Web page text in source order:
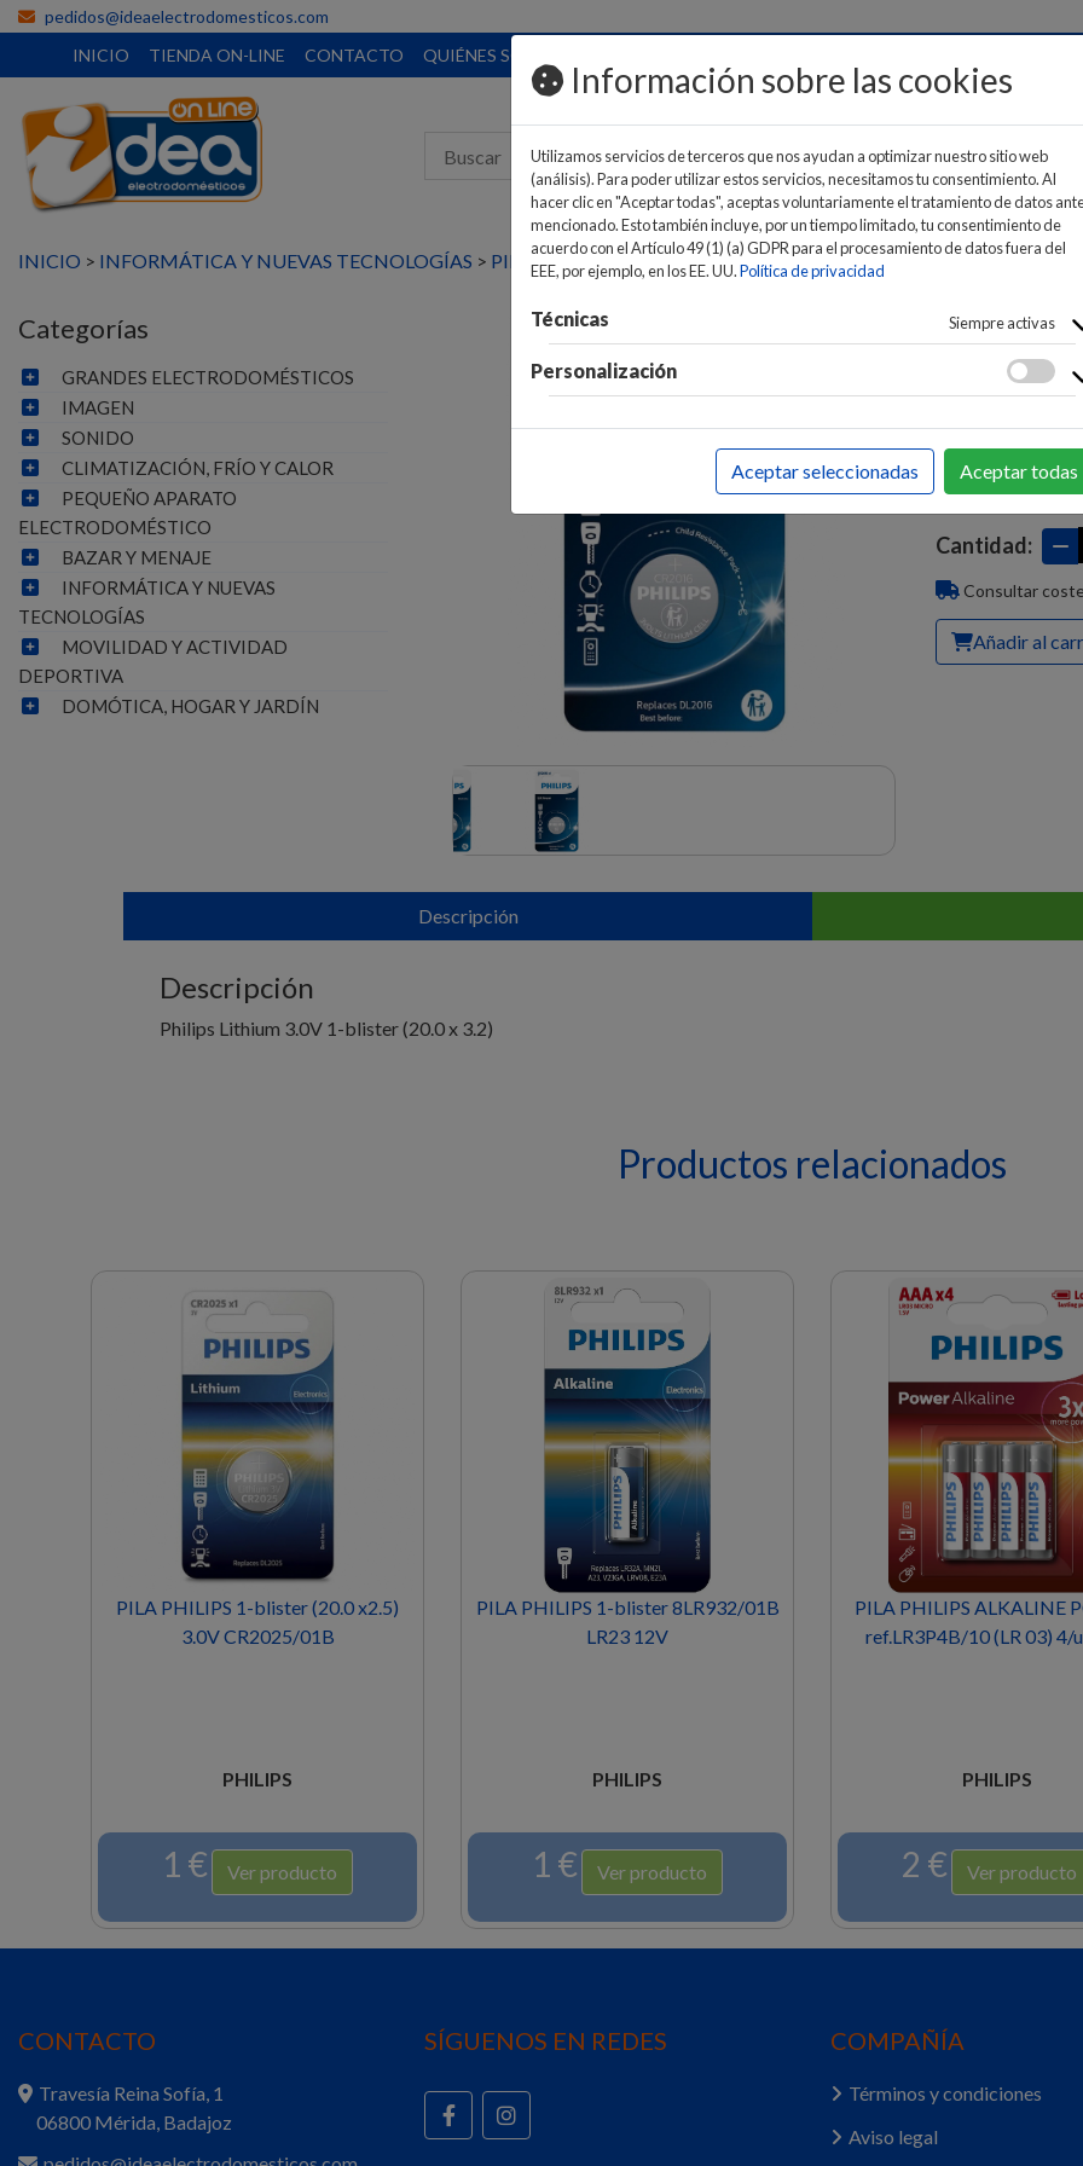
pedidos@ideaelectrodomesticos.com
INICIO
TIENDA ON-LINE CONTACTO QUIÉNES SOMOS
INICIO > INFORMÁTICA Y NUEVAS TECNOLOGÍAS > PILAS Y BATERÍAS>PILAS Y BATERÍAS
Categorías
GRANDES ELECTRODOMÉSTICOS
IMAGEN
SONIDO
CLIMATIZACIÓN, FRÍO Y CALOR
PEQUEÑO APARATO
ELECTRODOMÉSTICO
BAZAR Y MENAJE
INFORMÁTICA Y NUEVAS
TECNOLOGÍAS
MOVILIDAD Y ACTIVIDAD
DEPORTIVA
DOMÓTICA, HOGAR Y JARDÍN
PILA
CR2016/
1 €
EAN:
Marca:PHILIPS
Cantidad:
Consultar
Añadir al
Descripción
Descripción
Philips Lithium 3.0V 1-blister (20.0 x 3.2)
Productos relacionados
PILA PHILIPS 1-blister (20.0 x2.5)
3.0V CR2025/01B
PHILIPS
1 € Ver producto
PILA PHILIPS 1-blister 8LR932/01B
LR23 12V
PHILIPS
1 € Ver producto
PILA PHILIPS ALKALINE
ref.LR3P4B/10 (LR 03) 4/
PHILIPS
2 € Ver producto
CONTACTO
Travesía Reina Sofía, 1
06800 Mérida, Badajoz
SÍGUENOS EN REDES COMPAÑÍA
Términos y condiciones
Aviso legal
Información sobre las cookies
Utilizamos servicios de terceros que nos ayudan a optimizar nuestro sitio web
(análisis). Para poder utilizar estos servicios, necesitamos tu consentimiento. Al
hacer clic en "Aceptar todas", aceptas voluntariamente el tratamiento de datos
mencionado. Esto también incluye, por un tiempo limitado, tu consentimiento de
acuerdo con el Artículo 49 (1) (a) GDPR para el procesamiento de datos fuera del
EEE, por ejemplo, en los EE. UU.Política de privacidad
Técnicas Siempre activas
Personalización
Aceptar seleccionadas Aceptar todas